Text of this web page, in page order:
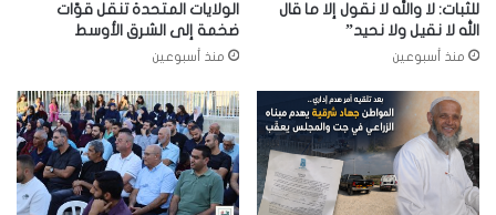
للثبات: لا والله لا نقول إلا ما قال
الله لا نقيل ولا نحيد”
منذ أسبوعين
الولايات المتحدة تنقل قوّات
ضخمة إلى الشرق الأوسط
منذ أسبوعين